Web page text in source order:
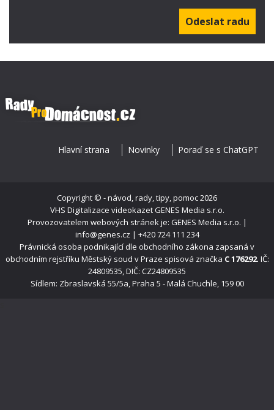
Hlavní strana Novinky Poraď se s ChatGPT
Copyright © - návod, rady, tipy, pomoc2026
VHS Digitalizace videokazetGENES Media s.r.o.
Provozovatelem webových stránek je: GENES Media s.r.o. |
info@genes.cz | +420 724 111 234
Právnická osoba podnikající dle obchodního zákona zapsaná v
obchodním rejstříku Městský soud v Praze spisová značka C 176292. IČ:
24809535, DIČ: CZ24809535
Sídlem: Zbraslavská 55/5a, Praha 5 - Malá Chuchle, 159 00